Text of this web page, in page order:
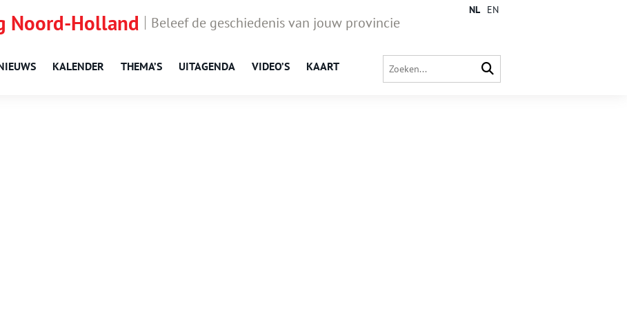
Noord-Holland Beleef de geschiedenis van jouw provincie
KALENDER THEMA’S UITAGENDA VIDEO’S KAART
NL EN